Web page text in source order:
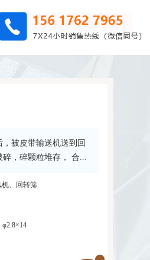
被皮带输送机送到回
，碎颗粒堆存， 合...
、回转筛
φ2.8×14